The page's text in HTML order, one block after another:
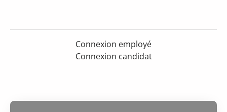
Connexion employé
Connexion candidat